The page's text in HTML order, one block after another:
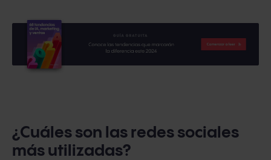
¿Cuáles son las redes sociales
más utilizadas?